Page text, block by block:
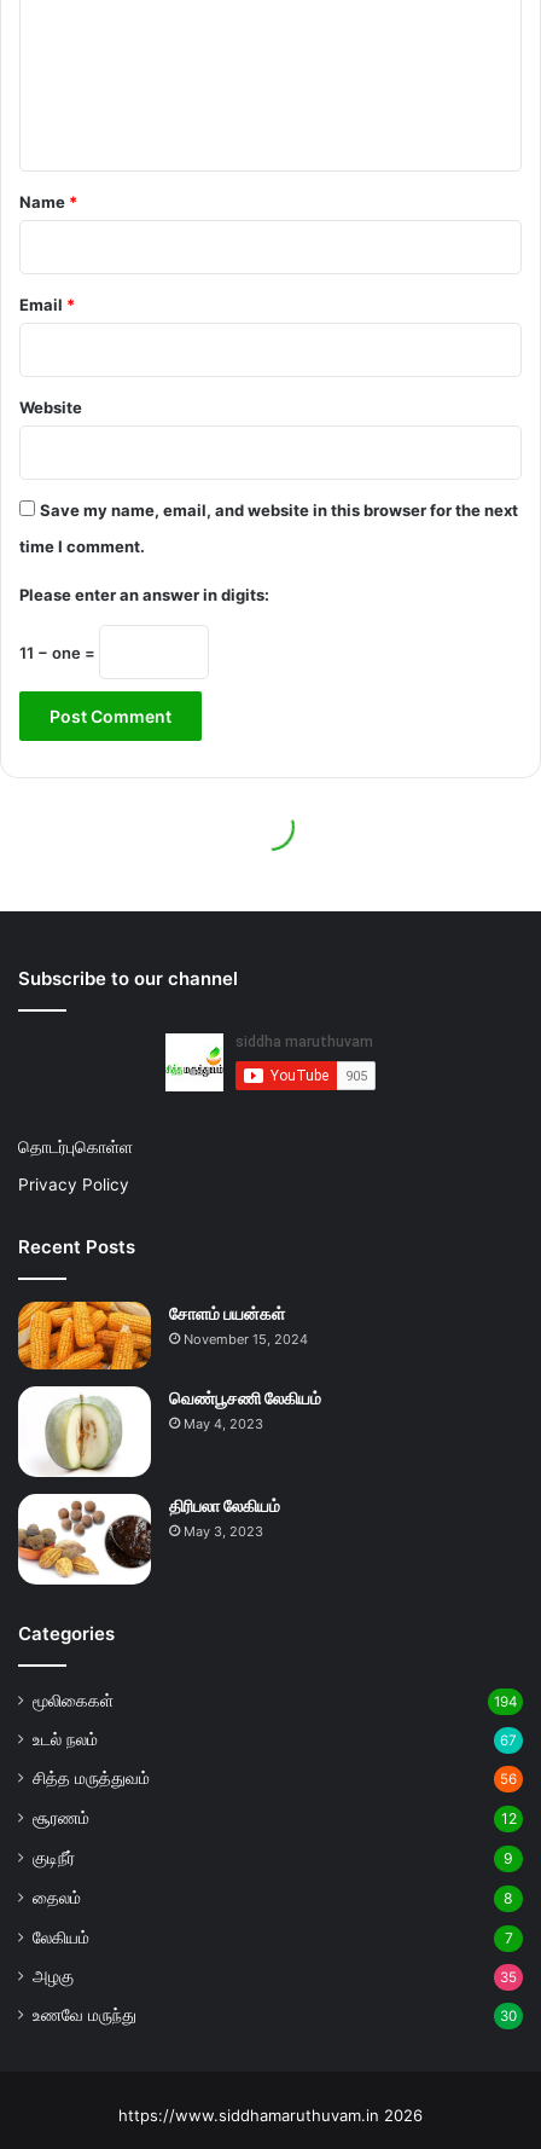
Subscribe to our channel
தொடர்புகொள்ள
Privacy Policy
Recent Posts
சோளம் பயன்கள்
November 15, 2024
வெண்பூசணி லேகியம்
May 4, 2023
திரிபலா லேகியம்
May 3, 2023
Categories
மூலிகைகள் 194
உடல் நலம் 67
சித்த மருத்துவம் 56
சூரணம் 12
குடிநீர் 9
தைலம் 8
லேகியம் 7
அழகு 35
உணவே மருந்து 30
https://www.siddhamaruthuvam.in 2026